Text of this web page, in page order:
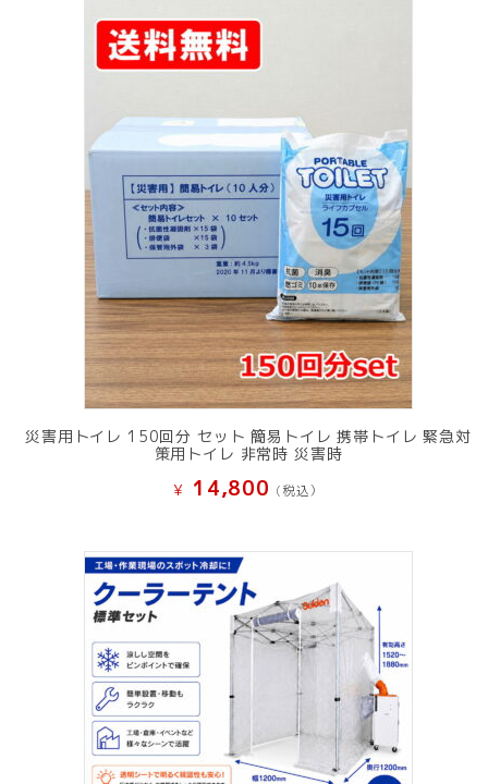
災害用トイレ 150回分 セット 簡易トイレ 携帯トイレ 緊急対
策用トイレ 非常時 災害時
¥ 14,800 (税込）